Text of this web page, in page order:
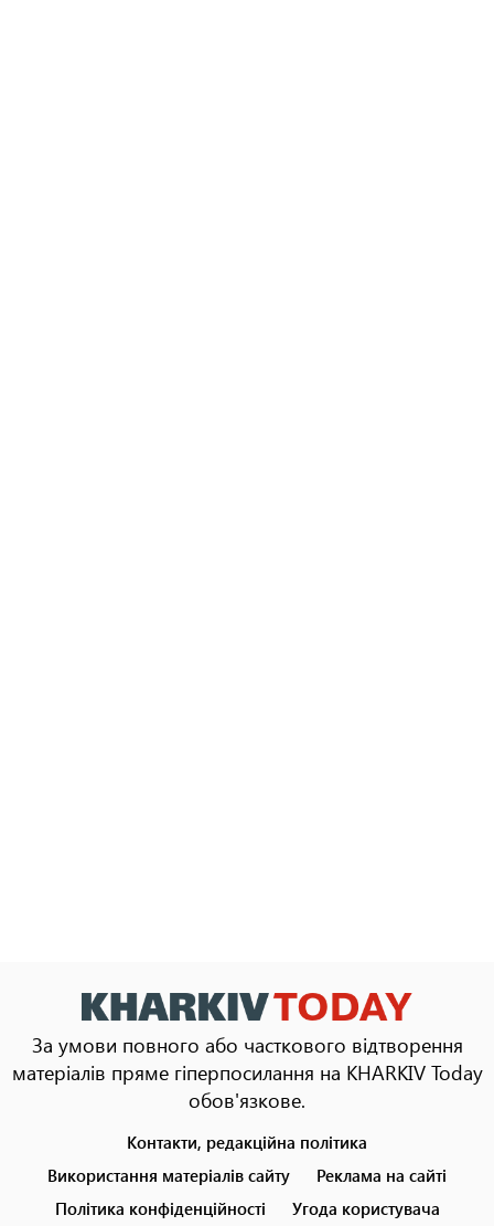
За умови повного або часткового відтворення
матеріалів пряме гіперпосилання на KHARKIV Today
обов'язкове.
menu
Контакти, редакційна політика
Використання матеріалів сайту
Реклама на сайті
Політика конфіденційності
Угода користувача